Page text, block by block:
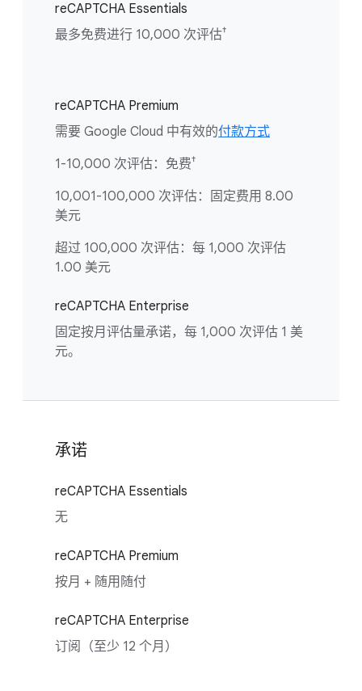
reCAPTCHA Essentials
最多免费进行 10,000 次评估†
reCAPTCHA Premium
需要 Google Cloud 中有效的付款方式
1-10,000 次评估：免费†
10,001-100,000 次评估：固定费用 8.00
美元
超过 100,000 次评估：每 1,000 次评估
1.00 美元
reCAPTCHA Enterprise
固定按月评估量承诺，每 1,000 次评估 1 美
元。
承诺
reCAPTCHA Essentials
无
reCAPTCHA Premium
按月 + 随用随付
reCAPTCHA Enterprise
订阅（至少 12 个月）